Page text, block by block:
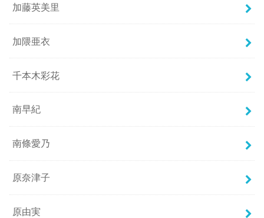
加藤英美里
加隈亜衣
千本木彩花
南早紀
南條愛乃
原奈津子
原由実